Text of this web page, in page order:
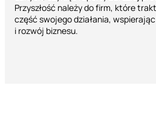
Przyszłość należy do firm, które
część swojego działania,
i rozwój biznesu.